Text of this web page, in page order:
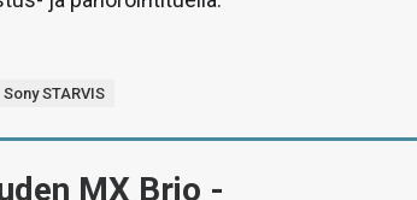
Sony STARVIS
MX Brio -